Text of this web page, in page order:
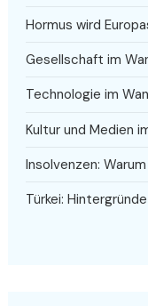
Hormus wird
Gesellschaft im
Technologie im
Kultur und Medien
Insolvenzen:
Türkei: